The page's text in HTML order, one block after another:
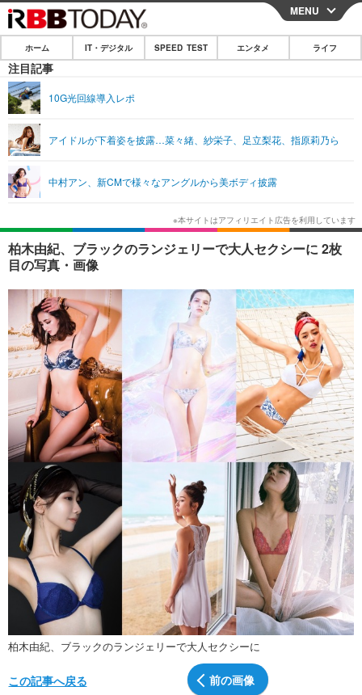
CLOSE
ホーム
IT・デジタル
ショッピング その他
SPEED TEST
エンタメ
エンタメTOP 映画・ドラマ
韓国・芸能
音楽 スポーツ
ショッピング その他
ライフ
ライフTOP グルメ
ペット ショッピング
その他
リリース一覧
プッシュ通知の停止方法
MENU
ホーム IT・デジタル SPEED TEST エンタメ ライフ
注目記事
10G光回線導入レポ
アイドルが下着姿を披露…菜々緒、紗栄子、足立梨花、指原莉乃ら
中村アン、新CMで様々なアングルから美ボディ披露
柏木由紀、ブラックのランジェリーで大人セクシーに 2枚
目の写真・画像
柏木由紀、ブラックのランジェリーで大人セクシーに
前の画像
この記事へ戻る